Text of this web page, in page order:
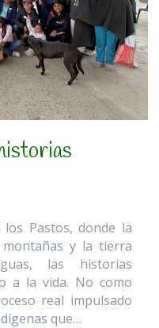
Pastos, donde la
y la tierra
las historias
a la vida. No como
real impulsado
que…